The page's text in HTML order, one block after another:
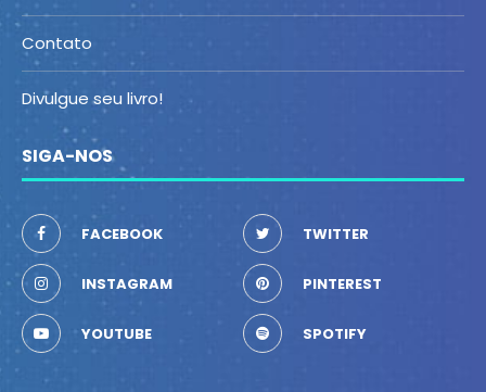
Contato
Divulgue seu livro!
SIGA-NOS
FACEBOOK TWITTER
INSTAGRAM PINTEREST
YOUTUBE SPOTIFY